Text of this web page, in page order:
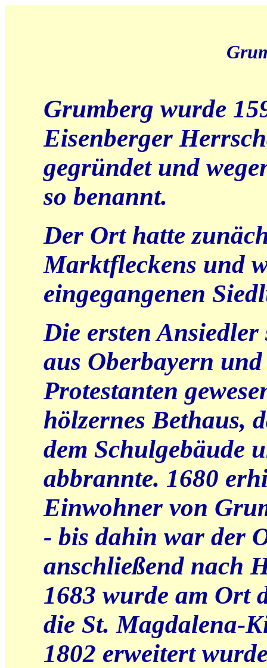
Grumberg wurde
Eisenberger
gegründet und
so benannt.
Der Ort hatte
Marktfleckens und
eingegangenen
Die ersten
aus Oberbayern
Protestanten
hölzernes Bethaus,
dem Schulgebäude
abbrannte. 1680
Einwohner von
- bis dahin war der
anschließend nach
1683 wurde am Ort
die St. Magdalena-
1802 erweitert